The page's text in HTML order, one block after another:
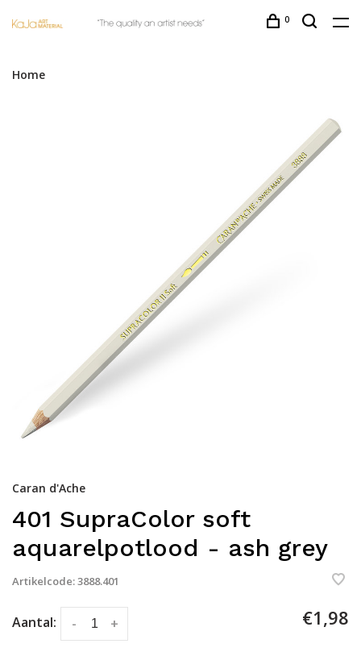
0
Home
Caran d'Ache
401 SupraColor soft
aquarelpotlood - ash grey
Artikelcode:3888.401
Aantal: +
- €1,98